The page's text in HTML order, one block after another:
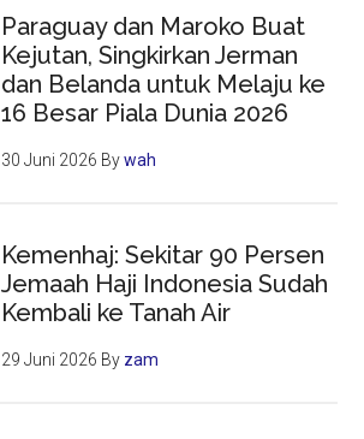
Paraguay dan Maroko Buat
Kejutan, Singkirkan Jerman
dan Belanda untuk Melaju ke
16 Besar Piala Dunia 2026
30 Juni 2026 Bywah
Kemenhaj: Sekitar 90 Persen
Jemaah Haji Indonesia Sudah
Kembali ke Tanah Air
29 Juni 2026 By zam